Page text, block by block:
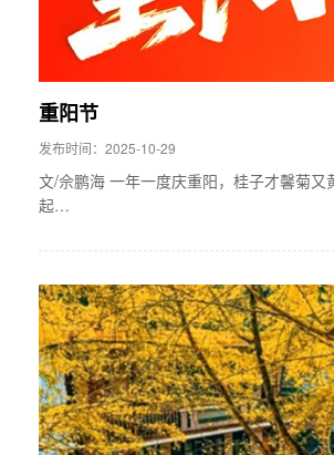
重阳节
发布时间：2025-10-29
文/佘鹏海 一年一度庆重阳，桂子才馨菊又
起…